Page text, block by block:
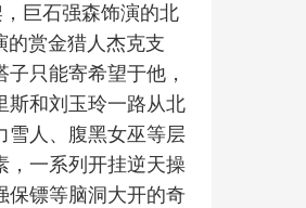
巨石强森饰演的北
的赏金猎人杰克支
只能寄希望于他，
斯和刘玉玲一路从北
雪人、腹黑女巫等层
，一系列开挂逆天操
保镖等脑洞大开的奇